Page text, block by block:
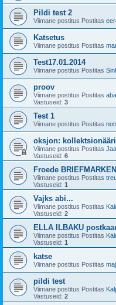
Pildi test 2
Viimane postitus Postitas
Katsetus
Viimane postitus Postitas
Test17.01.2014
Viimane postitus Postitas
proov
Viimane postitus Postitas
Vastuseid: 3
Test 1
Viimane postitus Postitas
oksjon:
Viimane postitus Postitas
Vastuseid: 6
Froede
Viimane postitus Postitas
Vastuseid: 1
Vajks abi...
Viimane postitus Postitas
Vastuseid: 2
ELLA ILBAKU
Viimane postitus Postitas
Vastuseid: 1
katse
Viimane postitus Postitas
pildi test
Viimane postitus Postitas
Vastuseid: 2